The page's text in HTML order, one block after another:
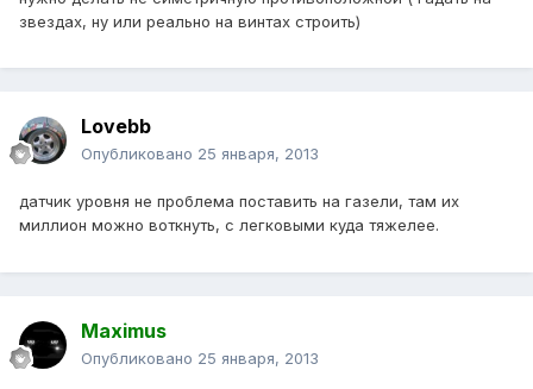
звездах, ну или реально на винтах строить)
Lovebb
Опубликовано 25 января, 2013
датчик уровня не проблема поставить на газели, там их
миллион можно воткнуть, с легковыми куда тяжелее.
Maximus
Опубликовано 25 января, 2013